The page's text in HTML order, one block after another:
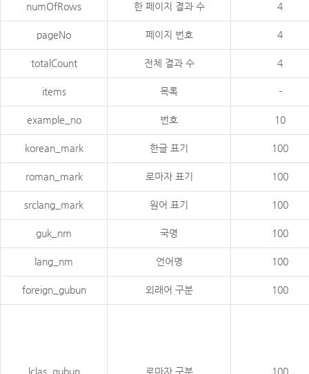
numOfRows 한 페이지 결과 수 4
pageNo 페이지 번호 4
totalCount 전체 결과 수 4
items 목록 -
example_no 번호 10
korean_mark 한글 표기 100
roman_mark 로마자 표기 100
srclang_mark 원어 표기 100
guk_nm 국명 100
lang_nm 언어명 100
foreign_gubun 외래어 구분 100
lclas_gubun 로마자 구분 100